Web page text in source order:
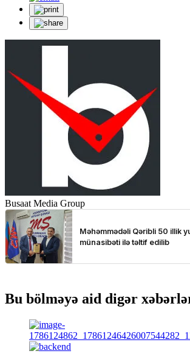
Busaat Media Group
Bu bölməyə aid digər